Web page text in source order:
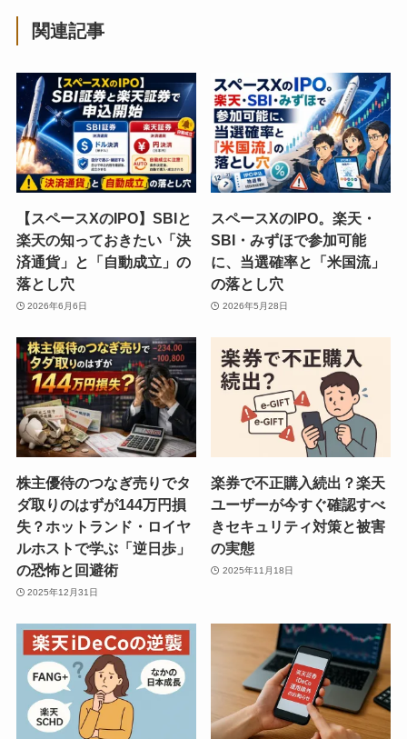
関連記事
【スペースXのIPO】SBIと
楽天の知っておきたい「決
済通貨」と「自動成立」の
落とし穴
2026年6月6日
スペースXのIPO。楽天・
SBI・みずほで参加可能
に、当選確率と「米国流」
の落とし穴
2026年5月28日
株主優待のつなぎ売りでタ
ダ取りのはずが144万円損
失？ホットランド・ロイヤ
ルホストで学ぶ「逆日歩」
の恐怖と回避術
2025年12月31日
楽券で不正購入続出？楽天
ユーザーが今すぐ確認すべ
きセキュリティ対策と被害
の実態
2025年11月18日